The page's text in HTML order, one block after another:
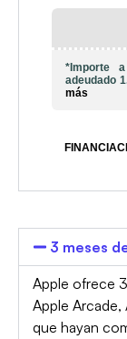
*Importe
adeudado
más
3 meses
Apple ofrece
Apple Arcade,
que hayan